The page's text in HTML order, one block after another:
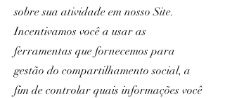
sobre sua atividade em nosso Site.
Incentivamos você a usar as
ferramentas que fornecemos para
gestão do compartilhamento social, a
fim de controlar quais informações você